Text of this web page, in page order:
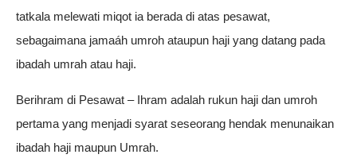
tatkala melewati miqot ia berada di atas pesawat,
sebagaimana jamaáh umroh ataupun haji yang datang pada
ibadah umrah atau haji.
Berihram di Pesawat – Ihram adalah rukun haji dan umroh
pertama yang menjadi syarat seseorang hendak menunaikan
ibadah haji maupun Umrah.